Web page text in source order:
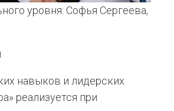
уровня: Софья Сергеева,
навыков и лидерских
реализуется при